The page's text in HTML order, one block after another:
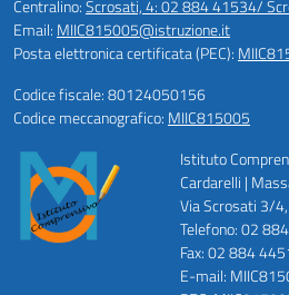
Centralino:Scrosati, 4: 02 884 41534/
Email: MIIC815005@istruzione.it
Posta elettronica certificata (PEC):
Codice fiscale: 80124050156
Codice meccanografico: MIIC815005
Istituto
Cardarelli |
Via Scrosati 3/
Telefono: 02
Fax: 02 884
E-mail: